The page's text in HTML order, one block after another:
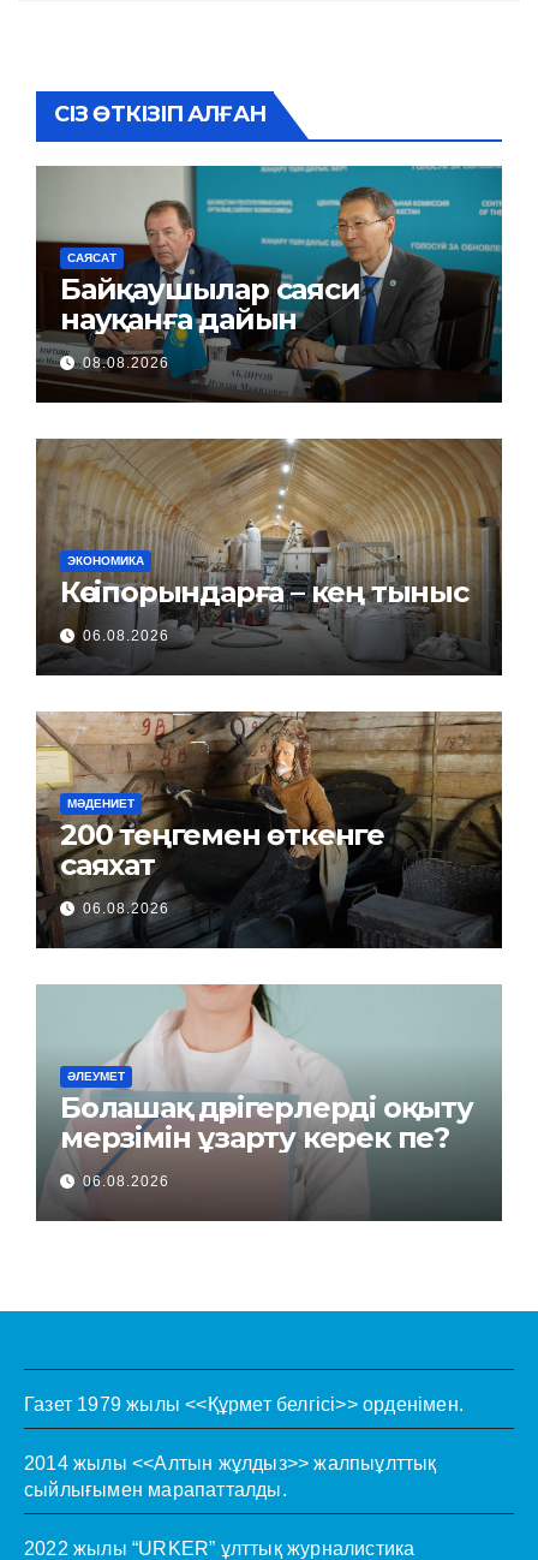
СІЗ ӨТКІЗІП АЛҒАН
САЯСАТ
Байқаушылар саяси
науқанға дайын
08.08.2026
ЭКОНОМИКА
Кәсіпорындарға – кең тыныс
06.08.2026
МӘДЕНИЕТ
200 теңгемен өткенге
саяхат
06.08.2026
ӘЛЕУМЕТ
Болашақ дәрігерлерді оқыту
мерзімін ұзарту керек пе?
06.08.2026
Газет 1979 жылы <<Құрмет белгісі>> орденімен.
2014 жылы <<Алтын жұлдыз>> жалпыұлттық
сыйлығымен марапатталды.
2022 жылы “URKER” ұлттық журналистика